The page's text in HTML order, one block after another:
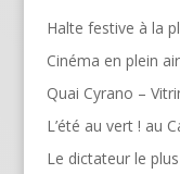
Halte festive à la
Cinéma en plein
Quai Cyrano –
L’été au vert ! au
Le dictateur le